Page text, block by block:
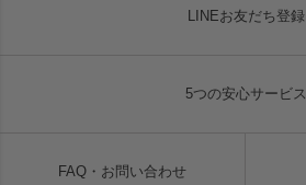
LINEお友だち登録
5つの安心サービス
FAQ・お問い合わせ